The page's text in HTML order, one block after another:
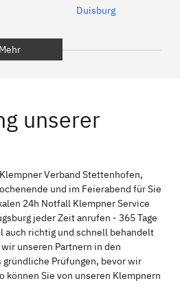
Duisburg
Bamberg
Passau
Rudelsdorf, Mittelfranken
Mehr
unserer
Verband Stettenhofen,
und im Feierabend für Sie
24h Notfall Klempner Service
jeder Zeit anrufen - 365 Tage
auch richtig und schnell behandelt
unseren Partnern in den
Prüfungen, bevor wir
können Sie von unseren Klempnern